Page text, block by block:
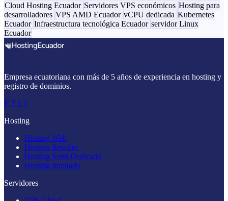
Cloud Hosting Ecuador Servidores VPS económicos Hosting para
desarrolladores VPS AMD Ecuador vCPU dedicada Kubernetes
Ecuador Infraestructura tecnológica Ecuador servidor Linux
Ecuador
Empresa ecuatoriana con más de 5 años de experiencia en hosting y
registro de dominios.
F T L I
Hosting
Hosting Web
Hosting Reseller
Hosting Semi Dedicado
Hosting Ilimitado
Servidores